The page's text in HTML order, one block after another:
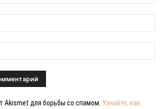
Akismet для борьбы со спамом. Узнайте, как